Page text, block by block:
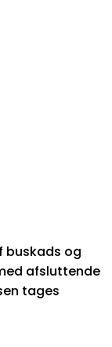
buskads og
afsluttende
tages